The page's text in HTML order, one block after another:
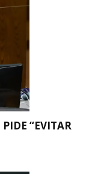
“EVITAR